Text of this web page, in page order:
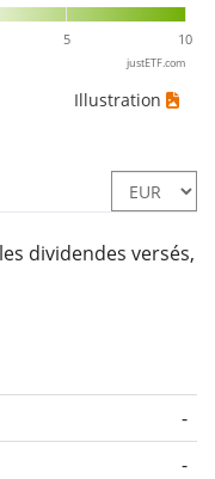
5 10
justETF.com
Illustration
dividendes versés,
-
-